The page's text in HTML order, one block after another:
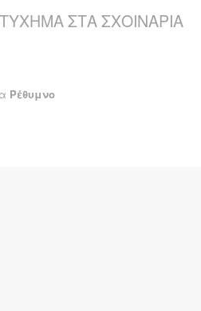
ΣΤΑ ΣΧΟΙΝΑΡΙΑ
Ρέθυμνο